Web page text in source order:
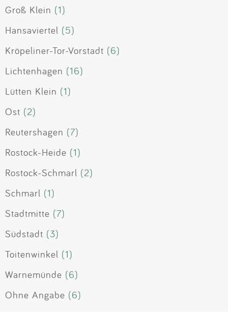
Groß Klein (1)
Hansaviertel (5)
Kröpeliner-Tor-Vorstadt (6)
Lichtenhagen (16)
Lütten Klein (1)
Ost (2)
Reutershagen (7)
Rostock-Heide (1)
Rostock-Schmarl (2)
Schmarl (1)
Stadtmitte (7)
Südstadt (3)
Toitenwinkel (1)
Warnemünde (6)
Ohne Angabe (6)